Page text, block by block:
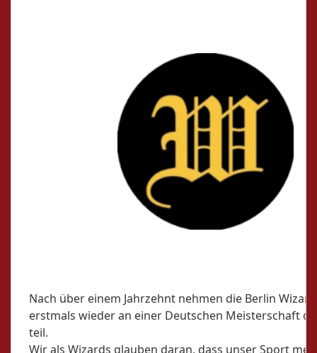
Nach über einem Jahrzehnt nehmen die Berlin
erstmals wieder an einer Deutschen Meisterschaft
teil.
Wir als Wizards glauben daran, dass unser Sport